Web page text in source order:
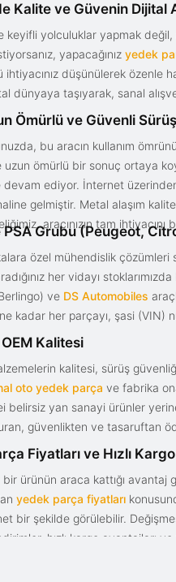
Kalite ve Güvenin Dijital
yolculuklar yapmak değil,
yapacağınız yedek
düşünülerek özenle
dünyaya taşıyarak, sanal
Ömürlü ve Güvenli Sürüş
bu aracın kullanım
ömürlü bir sonuç ortaya
ediyor. İnternet üzerinden
gelmiştir. Metal alaşım
aracınızın tam
Grubu (Peugeot,
özel mühendislik
her vidayı
ve DS Automobiles
kadar her parçayı, şasi (VIN)
Kalitesi
kalitesi, sürüş
oto yedek parça ve fabrika
belirsiz yan sanayi ürünler
güvenlikten ve tasaruftan
Fiyatları ve Hızlı Kargo
ürünün araca kattığı avantaj
yedek parça fiyatları
bir şekilde görülebilir.
hızlı kargo
aracınızın değerini korumak,